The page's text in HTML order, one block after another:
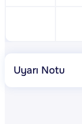
Uyarı Notu